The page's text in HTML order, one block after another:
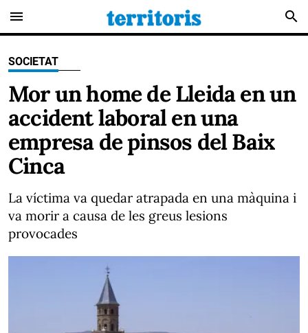
menu search
SOCIETAT
Mor un home de Lleida en un
accident laboral en una
empresa de pinsos del Baix
Cinca
La víctima va quedar atrapada en una màquina i
va morir a causa de les greus lesions
provocades